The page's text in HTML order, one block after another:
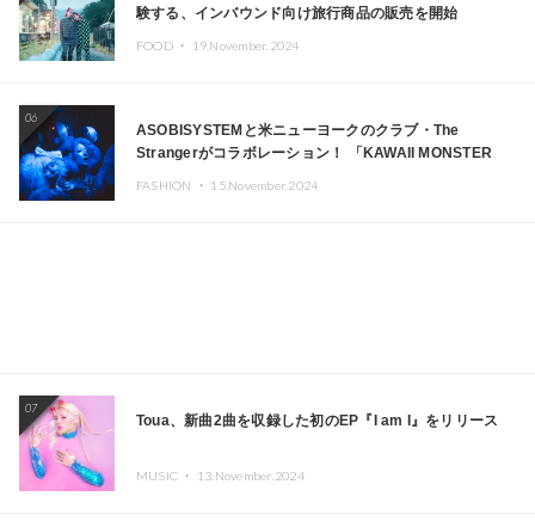
験する、インバウンド向け旅行商品の販売を開始
FOOD ・ 19.November.2024
06
ASOBISYSTEMと米ニューヨークのクラブ・The
Strangerがコラボレーション！ 「KAWAII MONSTER
FASHION ・ 15.November.2024
07
Toua、新曲2曲を収録した初のEP『I am I』をリリース
MUSIC ・ 13.November.2024